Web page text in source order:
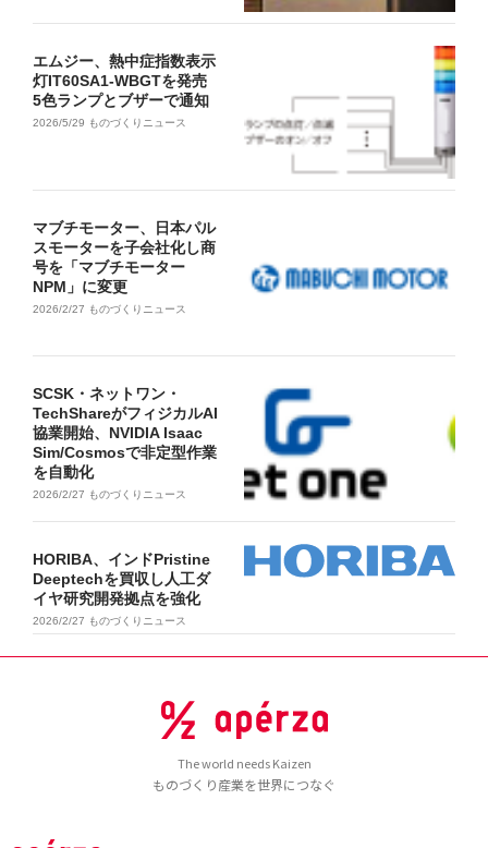
エムジー、熱中症指数表示
灯IT60SA1-WBGTを発売
5色ランプとブザーで通知
2026/5/29 ものづくりニュース
マブチモーター、日本パル
スモーターを子会社化し商
号を「マブチモーター
NPM」に変更
2026/2/27 ものづくりニュース
SCSK・ネットワン・
TechShareがフィジカルAI
協業開始、NVIDIA Isaac
Sim/Cosmosで非定型作業
を自動化
2026/2/27 ものづくりニュース
HORIBA、インドPristine
Deeptechを買収し人工ダ
イヤ研究開発拠点を強化
2026/2/27 ものづくりニュース
The world needs Kaizen
ものづくり産業を世界につなぐ